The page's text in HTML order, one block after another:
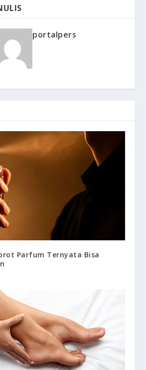
portalpers
Parfum Ternyata Bisa